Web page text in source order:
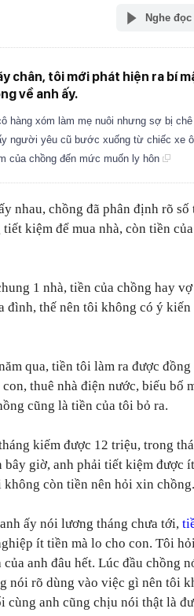
Nghe đọc
chân, tôi mới phát hiện ra bí
về anh ấy.
hàng xóm làm mẹ nuôi nhưng sợ bị
người yêu cũ bước xuống từ chiếc xe
của chồng đến mức muốn ly hôn
nhau, chồng đã phân định rõ
tiết kiệm để mua nhà, còn tiền
1 nhà, tiền của chồng hay
đình, thế nên tôi không có ý
qua, tiền tôi làm ra được
thuê nhà điện nước, biếu bố
cũng là tiền của tôi bỏ ra.
kiếm được 12 triệu, trong
bây giờ, anh phải tiết kiệm được
không còn tiền nên hỏi xin chồng.
ấy nói lương tháng chưa tới,
ít tiền mà lo cho con. Tôi
của anh đâu hết. Lúc đầu chồng
nói rõ dùng vào việc gì nên tôi
cùng anh cũng chịu nói thật là